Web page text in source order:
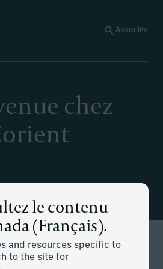
le contenu
(Français).
and resources specific to
to the site for
Associés
chez